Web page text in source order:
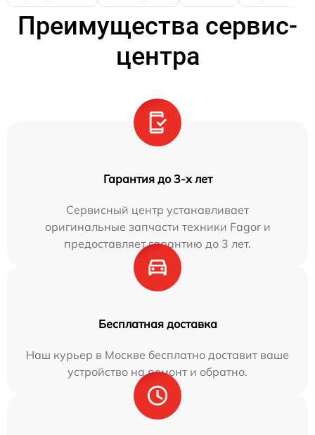
Преимущества сервис-
центра
Гарантия до 3-х лет
Сервисный центр устанавливает
оригинальные запчасти техники Fagor и
предоставляет гарантию до 3 лет.
Бесплатная доставка
Наш курьер в Москве бесплатно доставит ваше
устройство на ремонт и обратно.